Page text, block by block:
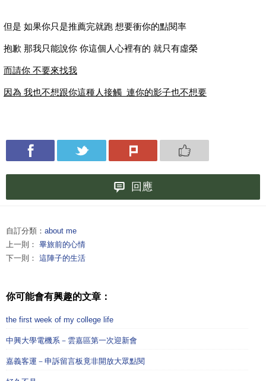
但是 如果你只是推薦完就跑 想要衝你的點閱率
抱歉 那我只能說你 你這個人心裡有的 就只有虛榮
而請你 不要來找我
因為 我也不想跟你這種人接觸 連你的影子也不想要
回應
自訂分類： about me
上一則： 畢旅前的心情
下一則： 這陣子的生活
你可能會有興趣的文章：
the first week of my college life
中興大學電機系－雲嘉區第一次迎新會
嘉義客運－申訴留言板竟非開放大眾點閱